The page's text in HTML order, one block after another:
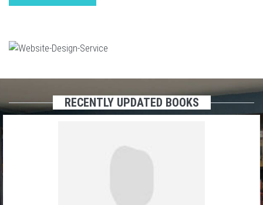
RECENTLY UPDATED BOOKS